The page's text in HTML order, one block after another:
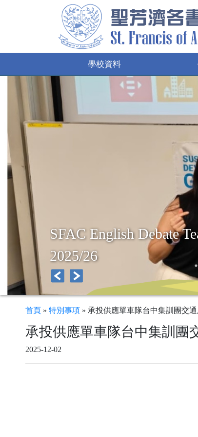
學校資料
SFAC English Debate
2025/26
首頁 » 特別事項 » 承投供應單車隊台中集訓團交
承投供應單車隊台中集訓團
2025-12-02